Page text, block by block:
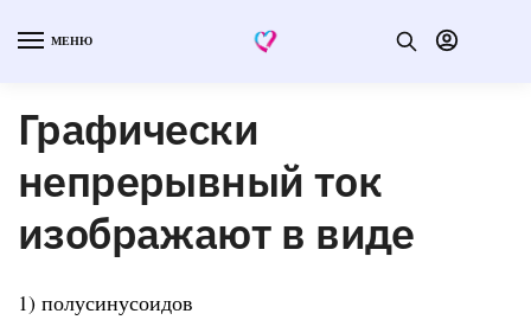
МЕНЮ
Графически
непрерывный ток
изображают в виде
1) полусинусоидов